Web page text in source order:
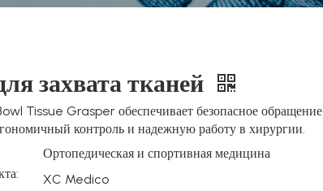
захвата тканей
Tissue Grasper обеспечивает безопасное обращение
контроль и надежную работу в хирургии.
Ортопедическая и спортивная медицина
XC Medico